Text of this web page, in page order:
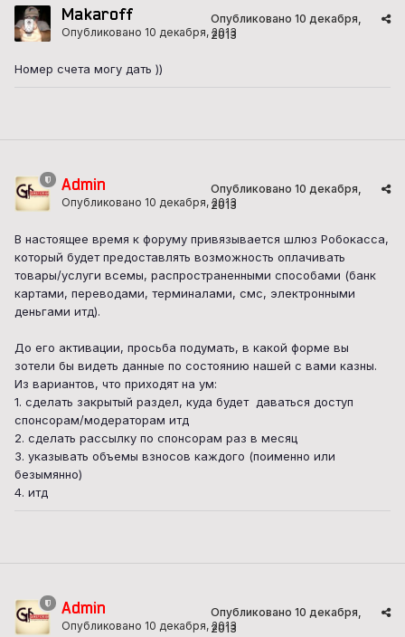
Makaroff
Опубликовано 10 декабря, 2013
Опубликовано 10 декабря,
2013
Номер счета могу дать ))
Admin
Опубликовано 10 декабря, 2013
Опубликовано 10 декабря,
2013
В настоящее время к форуму привязывается шлюз Робокасса,
который будет предоставлять возможность оплачивать
товары/услуги всемы, распространенными способами (банк
картами, переводами, терминалами, смс, электронными
деньгами итд).
До его активации, просьба подумать, в какой форме вы
зотели бы видеть данные по состоянию нашей с вами казны.
Из вариантов, что приходят на ум:
1. сделать закрытый раздел, куда будет даваться доступ
спонсорам/модераторам итд
2. сделать рассылку по спонсорам раз в месяц
3. указывать объемы взносов каждого (поименно или
безымянно)
4. итд
Admin
Опубликовано 10 декабря, 2013
Опубликовано 10 декабря,
2013